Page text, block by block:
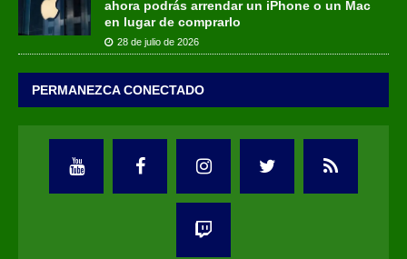
ahora podrás arrendar un iPhone o un Mac
en lugar de comprarlo
28 de julio de 2026
PERMANEZCA CONECTADO